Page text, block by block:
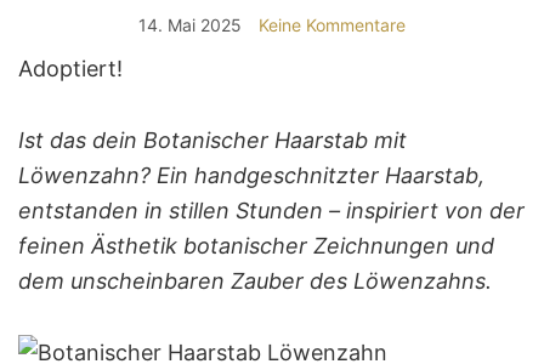
14. Mai 2025 Keine Kommentare
Adoptiert!
Ist das dein Botanischer Haarstab mit
Löwenzahn? Ein handgeschnitzter Haarstab,
entstanden in stillen Stunden – inspiriert von der
feinen Ästhetik botanischer Zeichnungen und
dem unscheinbaren Zauber des Löwenzahns.